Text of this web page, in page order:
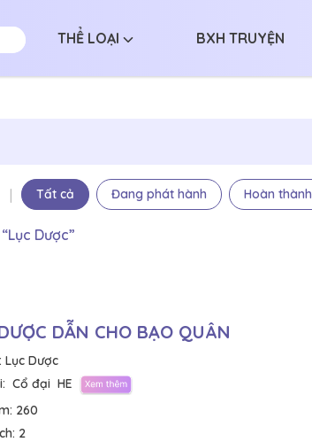
THỂ LOẠI BXH TRUYỆN
| Tất cả Đang phát hành Hoàn thành
Dược”
DẪN CHO BẠO QUÂN
Lục Dược
Cổ đại HE
260
2